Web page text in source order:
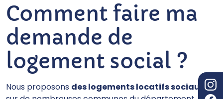
Comment faire ma
demande de
logement social ?
Nous proposons des logements locatifs sociaux